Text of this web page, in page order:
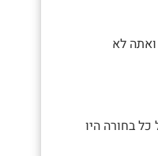
- "נסעתי למנושפסט ב2018 ואתה לא
כל בחורה היו